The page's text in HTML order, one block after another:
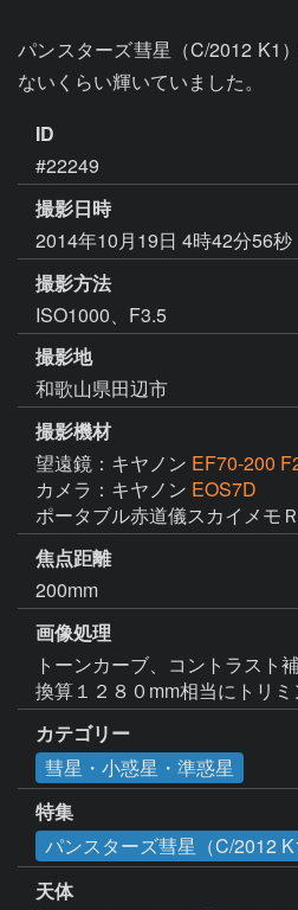
パンスターズ彗星（C/2012 K1
ないくらい輝いていました。
ID
#22249
撮影日時
2014年10月19日 4時42分56秒
撮影方法
ISO1000、F3.5
撮影地
和歌山県田辺市
撮影機材
望遠鏡：キヤノン EF70-200
カメラ：キヤノン EOS7D
ポータブル赤道儀スカイメモＲ
焦点距離
200mm
画像処理
トーンカーブ、コントラスト
換算１２８０mm相当にトリミ
カテゴリー
彗星・小惑星・準惑星
特集
パンスターズ彗星（C/2012
天体